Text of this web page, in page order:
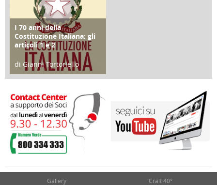
FOCUS
I 70 anni della
Costituzione Italiana: gli
articoli 1 e 2
di Gianni Tortoriello
17 Marzo 2018
Gallery
Cralt 40°